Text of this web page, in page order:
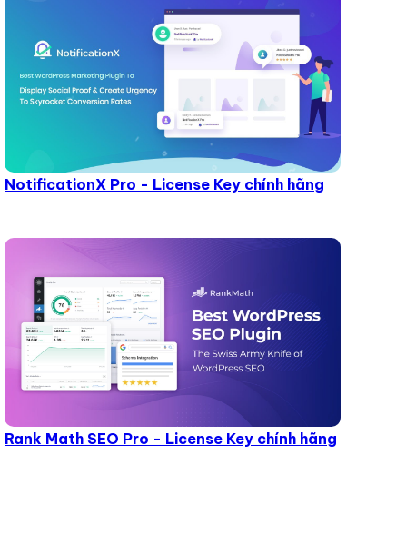
NotificationX Pro - License Key chính hãng
Rank Math SEO Pro - License Key chính hãng